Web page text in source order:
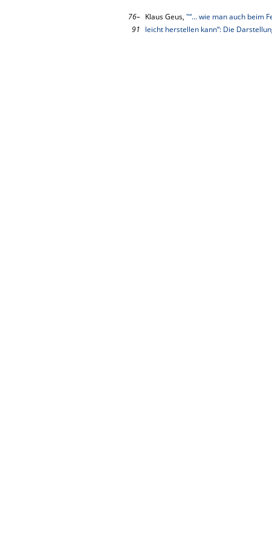
76–
91
Klaus Geus, "“… wie man auch beim
leicht herstellen kann“: Die